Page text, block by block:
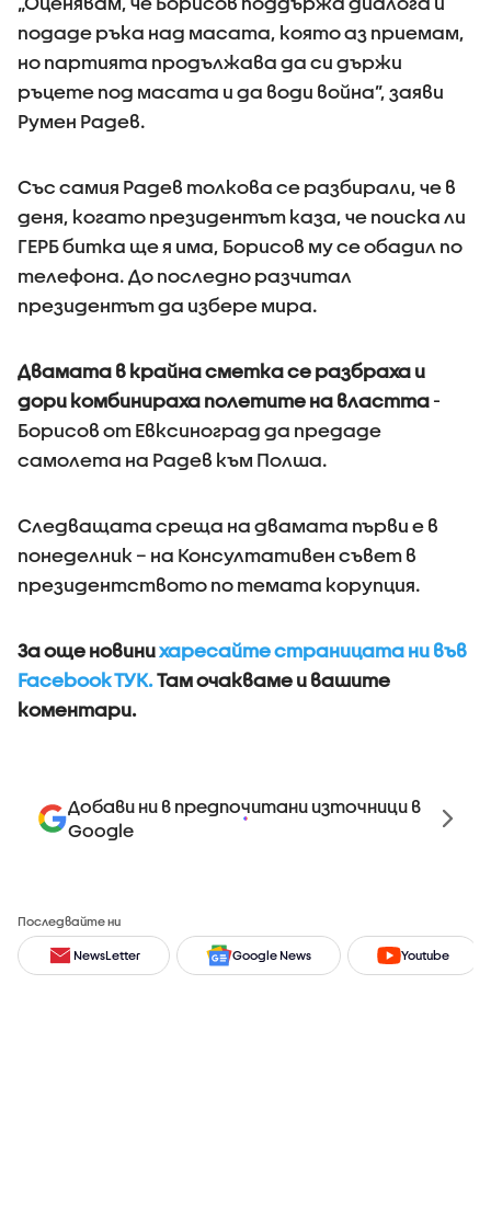
подаде ръка над масата, която аз приемам,
но партията продължава да си държи
ръцете под масата и да води война”, заяви
Румен Радев.
Със самия Радев толкова се разбирали, че в
деня, когато президентът каза, че поиска ли
ГЕРБ битка ще я има, Борисов му се обадил по
телефона. До последно разчитал
президентът да избере мира.
Двамата в крайна сметка се разбраха и
дори комбинираха полетите на властта -
Борисов от Евксиноград да предаде
самолета на Радев към Полша.
Следващата среща на двамата първи е в
понеделник – на Консултативен съвет в
президентството по темата корупция.
За още новинихаресайте страницата ни във
Facebook ТУК.Там очакваме и вашите
коментари.
Добави ни в предпочитани източници в
Google
Последвайте ни
NewsLetter Google News Youtube